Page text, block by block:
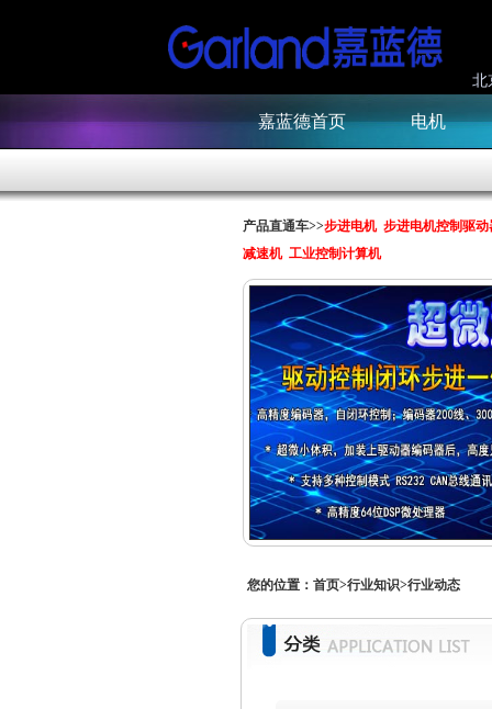
北
嘉蓝德首页 电机
产品直通车>>步进电机 步进电机控制驱动
减速机 工业控制计算机
您的位置： 首页>行业知识>行业动态